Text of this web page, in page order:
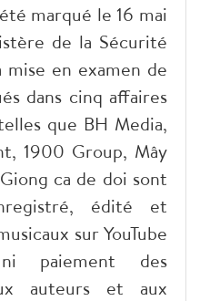
marqué le 16 mai
de la Sécurité
mise en examen de
dans cinq affaires
que BH Media,
1900 Group, Mây
ca de doi sont
édité et
sur YouTube
paiement des
auteurs et aux